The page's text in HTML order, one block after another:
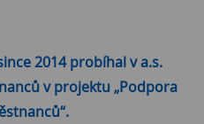
2014 probíhal v a.s.
v projektu „Podpora